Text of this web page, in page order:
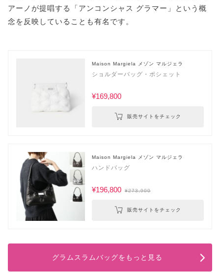
アーノが提唱する「アンコンシャス グラマー」という概
念を反映していることも有名です。
Maison Margiela メゾン マルジェラ
ショルダーバッグ・ポシェット
¥169,800
販売サイトをチェック
Maison Margiela メゾン マルジェラ
ハンドバッグ
¥196,800 ¥273,900
販売サイトをチェック
グラムスラムバッグをもっと見る